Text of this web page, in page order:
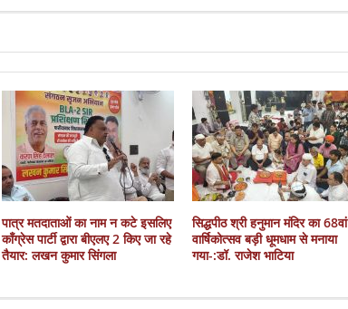
पात्र मतदाताओं का नाम न कटे इसलिए
काँग्रेस पार्टी द्वारा बीएलए 2 किए जा रहे
तैयार: लखन कुमार सिंगला
सिद्धपीठ श्री हनुमान मंदिर का 68वां
वार्षिकोत्सव बड़ी धूमधाम से मनाया
गया-:डॉ. राजेश भाटिया